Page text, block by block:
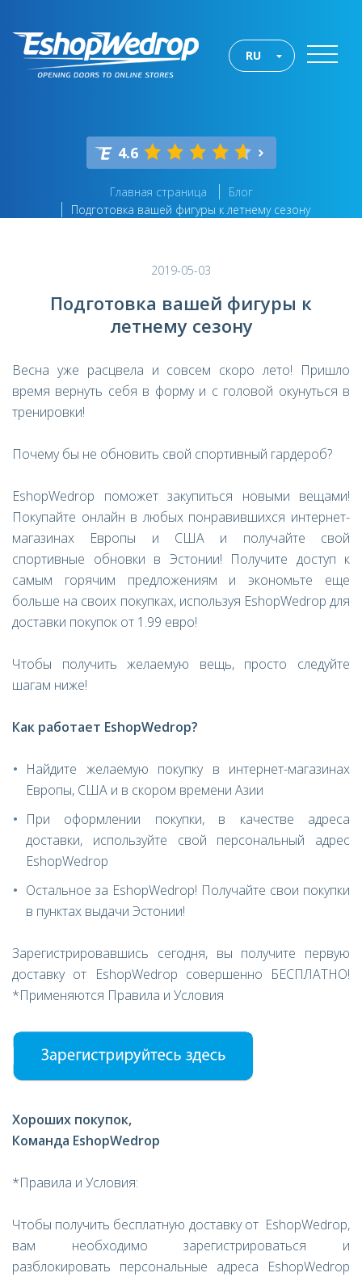
RU
4.6
Главная страница
Блог
Подготовка вашей фигуры к летнему сезону
2019-05-03
Подготовка вашей фигуры к
летнему сезону
Весна уже расцвела и совсем скоро лето! Пришло
время вернуть себя в форму и с головой окунуться в
тренировки!
Почему бы не обновить свой спортивный гардероб?
EshopWedrop поможет закупиться новыми вещами!
Покупайте онлайн в любых понравившихся интернет-
магазинах Европы и США и получайте свой
спортивные обновки в Эстонии! Получите доступ к
самым горячим предложениям и экономьте еще
больше на своих покупках, используя EshopWedrop для
доставки покупок от 1.99 евро!
Чтобы получить желаемую вещь, просто следуйте
шагам ниже!
Как работает EshopWedrop?
Найдите желаемую покупку в интернет-магазинах
Европы, США и в скором времени Азии
При оформлении покупки, в качестве адреса
доставки, используйте свой персональный адрес
EshopWedrop
Остальное за EshopWedrop! Получайте свои покупки
в пунктах выдачи Эстонии!
Зарегистрировавшись сегодня, вы получите первую
доставку от EshopWedrop совершенно БЕСПЛАТНО!
*Применяются Правила и Условия
Хороших покупок,
Команда EshopWedrop
*Правила и Условия:
Чтобы получить бесплатную доставку от EshopWedrop,
вам необходимо зарегистрироваться и
разблокировать персональные адреса EshopWedrop